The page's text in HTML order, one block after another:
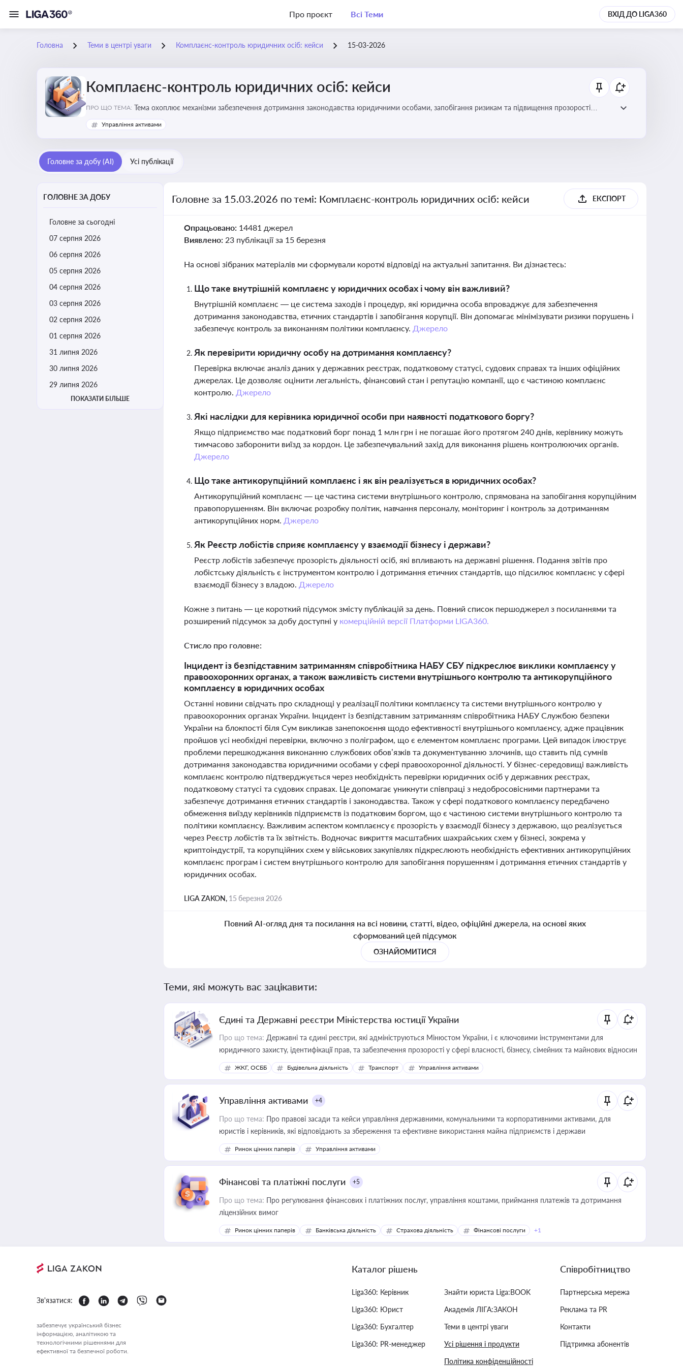
Про проєкт Всі Теми ВХІД ДО LIGA360
Головна Теми в центрі уваги Комплаєнс-контроль юридичних осіб: кейси 15-03-2026
Комплаєнс-контроль юридичних осіб: кейси
ПРО ЩО ТЕМА: Тема охоплює механізми забезпечення дотримання законодавства юридичними особами, запобігання ризикам та підвищення прозорості
діяльності
Управління активами
Головне за добу (AI) Усі публікації
ГОЛОВНЕ ЗА ДОБУ
Головне за сьогодні
07 серпня 2026
06 серпня 2026
05 серпня 2026
04 серпня 2026
03 серпня 2026
02 серпня 2026
01 серпня 2026
31 липня 2026
30 липня 2026
29 липня 2026
ПОКАЗАТИ БІЛЬШЕ
Головне за 15.03.2026 по темі: Комплаєнс-контроль юридичних осіб: кейси ЕКСПОРТ
Опрацьовано: 14481 джерел
Виявлено: 23 публікації за 15 березня
На основі зібраних матеріалів ми сформували короткі відповіді на актуальні запитання. Ви дізнаєтесь:
Що таке внутрішній комплаєнс у юридичних особах і чому він важливий?
Внутрішній комплаєнс — це система заходів і процедур, які юридична особа впроваджує для забезпечення
дотримання законодавства, етичних стандартів і запобігання корупції. Він допомагає мінімізувати ризики порушень і
забезпечує контроль за виконанням політики комплаєнсу. Джерело
Як перевірити юридичну особу на дотримання комплаєнсу?
Перевірка включає аналіз даних у державних реєстрах, податковому статусі, судових справах та інших офіційних
джерелах. Це дозволяє оцінити легальність, фінансовий стан і репутацію компанії, що є частиною комплаєнс
контролю. Джерело
Які наслідки для керівника юридичної особи при наявності податкового боргу?
Якщо підприємство має податковий борг понад 1 млн грн і не погашає його протягом 240 днів, керівнику можуть
тимчасово заборонити виїзд за кордон. Це забезпечувальний захід для виконання рішень контролюючих органів.
Джерело
Що таке антикорупційний комплаєнс і як він реалізується в юридичних особах?
Антикорупційний комплаєнс — це частина системи внутрішнього контролю, спрямована на запобігання корупційним
правопорушенням. Він включає розробку політик, навчання персоналу, моніторинг і контроль за дотриманням
антикорупційних норм. Джерело
Як Реєстр лобістів сприяє комплаєнсу у взаємодії бізнесу і держави?
Реєстр лобістів забезпечує прозорість діяльності осіб, які впливають на державні рішення. Подання звітів про
лобістську діяльність є інструментом контролю і дотримання етичних стандартів, що підсилює комплаєнс у сфері
взаємодії бізнесу з владою. Джерело
Кожне з питань — це короткий підсумок змісту публікацій за день. Повний список першоджерел з посиланнями та
розширений підсумок за добу доступні у комерційній версії Платформи LIGA360.
Стисло про головне:
Інцидент із безпідставним затриманням співробітника НАБУ СБУ підкреслює виклики комплаєнсу у
правоохоронних органах, а також важливість системи внутрішнього контролю та антикорупційного
комплаєнсу в юридичних особах
Останні новини свідчать про складнощі у реалізації політики комплаєнсу та системи внутрішнього контролю у
правоохоронних органах України. Інцидент із безпідставним затриманням співробітника НАБУ Службою безпеки
України на блокпості біля Сум викликав занепокоєння щодо ефективності внутрішнього комплаєнсу, адже працівник
пройшов усі необхідні перевірки, включно з поліграфом, що є елементом комплаєнс програми. Цей випадок ілюструє
проблеми перешкоджання виконанню службових обов’язків та документуванню злочинів, що ставить під сумнів
дотримання законодавства юридичними особами у сфері правоохоронної діяльності. У бізнес-середовищі важливість
комплаєнс контролю підтверджується через необхідність перевірки юридичних осіб у державних реєстрах,
податковому статусі та судових справах. Це допомагає уникнути співпраці з недобросовісними партнерами та
забезпечує дотримання етичних стандартів і законодавства. Також у сфері податкового комплаєнсу передбачено
обмеження виїзду керівників підприємств із податковим боргом, що є частиною системи внутрішнього контролю та
політики комплаєнсу. Важливим аспектом комплаєнсу є прозорість у взаємодії бізнесу з державою, що реалізується
через Реєстр лобістів та їх звітність. Водночас викриття масштабних шахрайських схем у бізнесі, зокрема у
криптоіндустрії, та корупційних схем у військових закупівлях підкреслюють необхідність ефективних антикорупційних
комплаєнс програм і систем внутрішнього контролю для запобігання порушенням і дотримання етичних стандартів у
юридичних особах.
LIGA ZAKON, 15 березня 2026
Повний AI-огляд дня та посилання на всі новини, статті, відео, офіційні джерела, на основі яких
сформований цей підсумок
ОЗНАЙОМИТИСЯ
Теми, які можуть вас зацікавити:
Єдині та Державні реєстри Міністерства юстиції України
Про що тема: Державні та єдині реєстри, які адмініструються Мінюстом України, і є ключовими інструментами для
юридичного захисту, ідентифікації прав, та забезпечення прозорості у сфері власності, бізнесу, сімейних та майнових відносин
ЖКГ, ОСББ Будівельна діяльність Транспорт Управління активами
Управління активами +4
Про що тема: Про правові засади та кейси управління державними, комунальними та корпоративними активами, для
юристів і керівників, які відповідають за збереження та ефективне використання майна підприємств і держави
Ринок цінних паперів Управління активами
Фінансові та платіжні послуги +5
Про що тема: Про регулювання фінансових і платіжних послуг, управління коштами, приймання платежів та дотримання
ліцензійних вимог
Ринок цінних паперів Банківська діяльність Страхова діяльність Фінансові послуги +1
Зв'язатися:
забезпечує український бізнес
інформацією, аналітикою та
технологічними рішеннями для
ефективної та безпечної роботи.
Каталог рішень
Liga360: Керівник
Liga360: Юрист
Liga360: Бухгалтер
Liga360: PR-менеджер
Знайти юриста Liga:BOOK
Академія ЛІГА:ЗАКОН
Теми в центрі уваги
Усі рішення і продукти
Політика конфіденційності
Співробітництво
Партнерська мережа
Реклама та PR
Контакти
Підтримка абонентів